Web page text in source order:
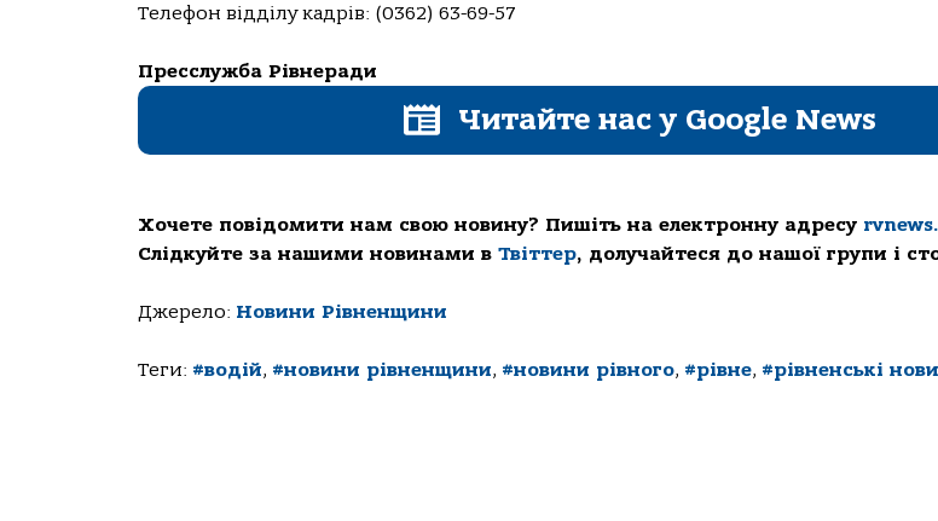
Телефон відділу кадрів: (0362) 63-69-57
Пресслужба Рівнеради
Читайте нас у Google News
Хочете повідомити нам свою новину? Пишіть на електронну адресу
Слідкуйте за нашими новинами в Твіттер, долучайтеся до нашої групи і
Джерело: Новини Рівненщини
Теги: #водій, #новини рівненщини, #новини рівного, #рівне, #рівненські